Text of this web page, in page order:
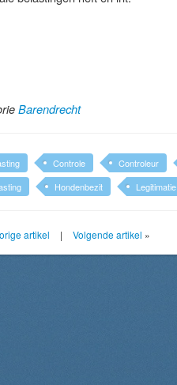
Barendrecht
Controle Controleur
Hondenbezit Legitimatie
artikel | Volgende artikel »